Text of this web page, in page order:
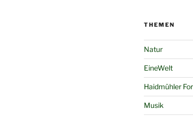
THEMEN
Natur
EineWelt
Haidmühler
Musik